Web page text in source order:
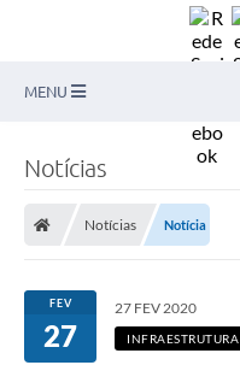
MENU
Transparência
Editais
Notícias
Notícias Notícia
FEV
27
27 FEV 2020
INFRAESTRUTURA